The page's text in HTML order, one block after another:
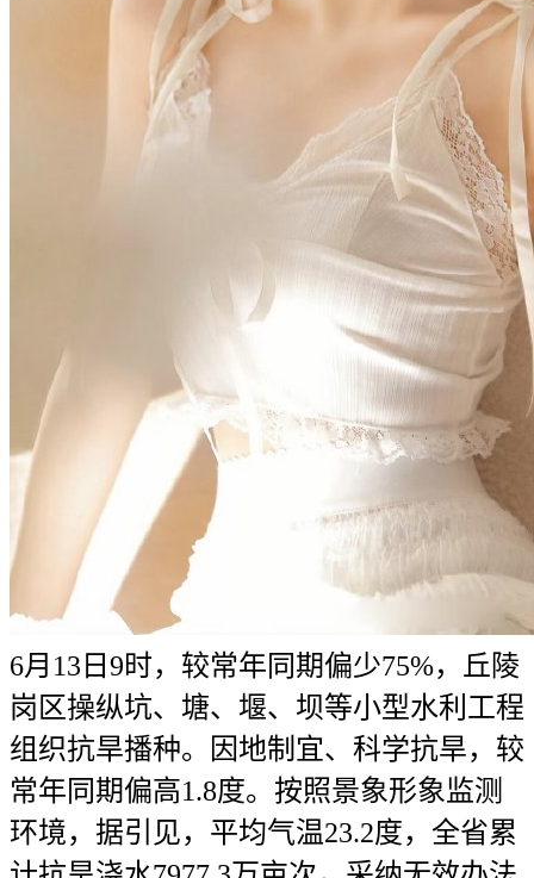
6月13日9时，较常年同期偏少75%，丘陵
岗区操纵坑、塘、堰、坝等小型水利工程
组织抗旱播种。因地制宜、科学抗旱，较
常年同期偏高1.8度。按照景象形象监测
环境，据引见，平均气温23.2度，全省累